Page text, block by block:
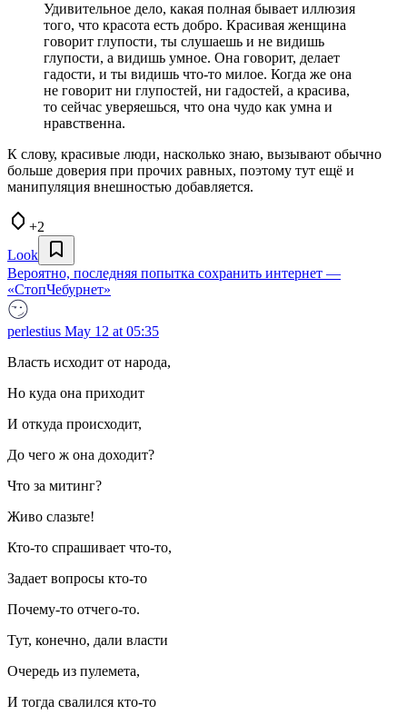
Удивительное дело, какая полная бывает иллюзия
того, что красота есть добро. Красивая женщина
говорит глупости, ты слушаешь и не видишь
глупости, а видишь умное. Она говорит, делает
гадости, и ты видишь что-то милое. Когда же она
не говорит ни глупостей, ни гадостей, а красива,
то сейчас уверяешься, что она чудо как умна и
нравственна.
К слову, красивые люди, насколько знаю, вызывают обычно
больше доверия при прочих равных, поэтому тут ещё и
манипуляция внешностью добавляется.
+2
Look
Вероятно, последняя попытка сохранить интернет —
«СтопЧебурнет»
perlestius May 12 at 05:35
Власть исходит от народа,
Но куда она приходит
И откуда происходит,
До чего ж она доходит?
Что за митинг?
Живо слазьте!
Кто-то спрашивает что-то,
Задает вопросы кто-то
Почему-то отчего-то.
Тут, конечно, дали власти
Очередь из пулемета,
И тогда свалился кто-то